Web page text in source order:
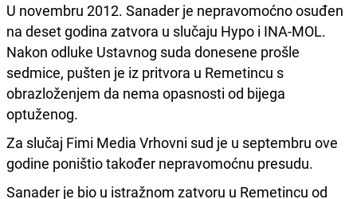
U novembru 2012. Sanader je nepravomoćno osuđen
na deset godina zatvora u slučaju Hypo i INA-MOL.
Nakon odluke Ustavnog suda donesene prošle
sedmice, pušten je iz pritvora u Remetincu s
obrazloženjem da nema opasnosti od bijega
optuženog.
Za slučaj Fimi Media Vrhovni sud je u septembru ove
godine poništio također nepravomoćnu presudu.
Sanader je bio u istražnom zatvoru u Remetincu od